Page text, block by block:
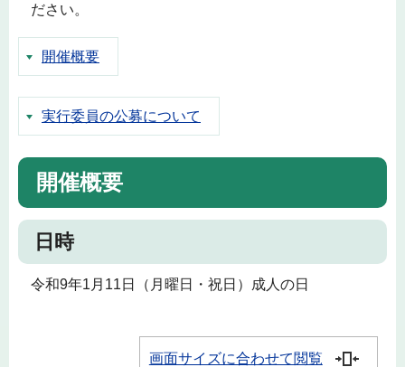
ださい。
開催概要
実行委員の公募について
開催概要
日時
令和9年1月11日（月曜日・祝日）成人の日
画面サイズに合わせて閲覧